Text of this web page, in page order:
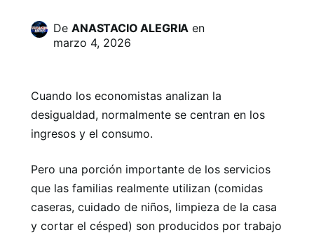
De ANASTACIO ALEGRIA en
marzo 4, 2026
Cuando los economistas analizan la
desigualdad, normalmente se centran en los
ingresos y el consumo.
Pero una porción importante de los servicios
que las familias realmente utilizan (comidas
caseras, cuidado de niños, limpieza de la casa
y cortar el césped) son producidos por trabajo